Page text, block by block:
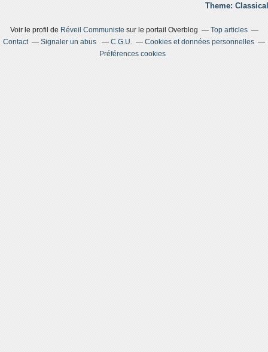
Theme:
Voir le profil de Réveil Communiste sur le portail Overblog
Top articles
Contact
Signaler un abus C.G.U.
Cookies et données personnelles
Préférences cookies